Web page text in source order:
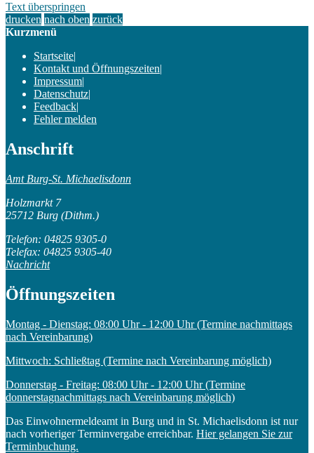
Text überspringen
drucken nach oben zurück
Kurzmenü
Startseite|
Kontakt und Öffnungszeiten|
Impressum|
Datenschutz|
Feedback|
Fehler melden
Anschrift
Amt Burg-St. Michaelisdonn
Holzmarkt 7
25712 Burg (Dithm.)
Telefon: 04825 9305-0
Telefax: 04825 9305-40
Nachricht
Öffnungszeiten
Montag - Dienstag: 08:00 Uhr - 12:00 Uhr (Termine nachmittags
nach Vereinbarung)
Mittwoch: Schließtag (Termine nach Vereinbarung möglich)
Donnerstag - Freitag: 08:00 Uhr - 12:00 Uhr (Termine
donnerstagnachmittags nach Vereinbarung möglich)
Das Einwohnermeldeamt in Burg und in St. Michaelisdonn ist nur
nach vorheriger Terminvergabe erreichbar. Hier gelangen Sie zur
Terminbuchung.